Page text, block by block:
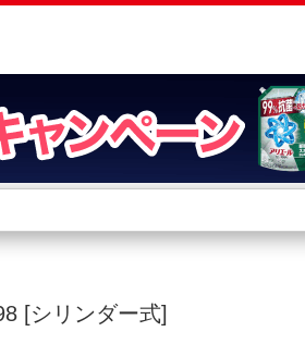
店舗サービス
ネット取り置き
[シリンダー式]